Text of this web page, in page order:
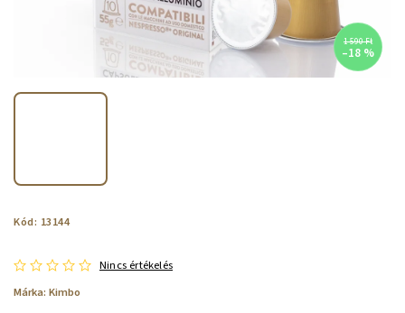
1 590 Ft
–18 %
Kód: 13144
Nincs értékelés
Márka: Kimbo